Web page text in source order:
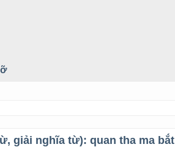
giải nghĩa từ): quan tha ma bắt